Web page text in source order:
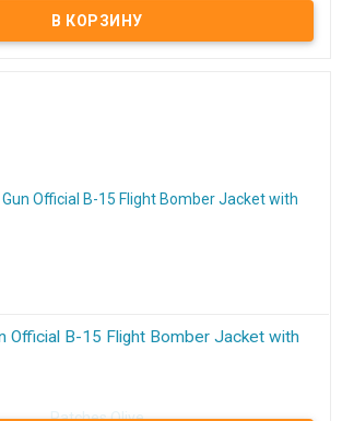
Official B-15 Flight Bomber Jacket with